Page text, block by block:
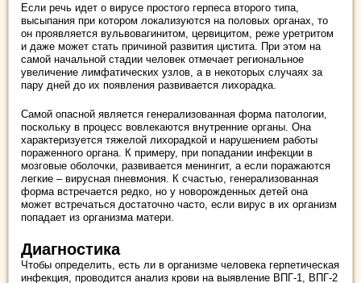
Если речь идет о вирусе простого герпеса второго типа,
высыпания при котором локализуются на половых органах, то
он проявляется вульвовагинитом, цервицитом, реже уретритом
и даже может стать причиной развития цистита. При этом на
самой начальной стадии человек отмечает региональное
увеличение лимфатических узлов, а в некоторых случаях за
пару дней до их появления развивается лихорадка.
Самой опасной является генерализованная форма патологии,
поскольку в процесс вовлекаются внутренние органы. Она
характеризуется тяжелой лихорадкой и нарушением работы
пораженного органа. К примеру, при попадании инфекции в
мозговые оболочки, развивается менингит, а если поражаются
легкие – вирусная пневмония. К счастью, генерализованная
форма встречается редко, но у новорожденных детей она
может встречаться достаточно часто, если вирус в их организм
попадает из организма матери.
Диагностика
Чтобы определить, есть ли в организме человека герпетическая
инфекция, проводится анализ крови на выявление ВПГ-1, ВПГ-2